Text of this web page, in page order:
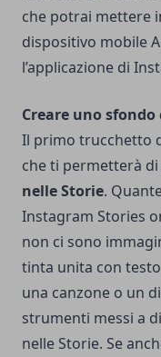
che potrai mettere
dispositivo mobile
l’applicazione di
Creare uno
Il primo trucchetto
che ti permetterà di
nelle Storie.
Instagram Stories
non ci sono
tinta unita con
una canzone o un
strumenti messi a
nelle Storie. Se